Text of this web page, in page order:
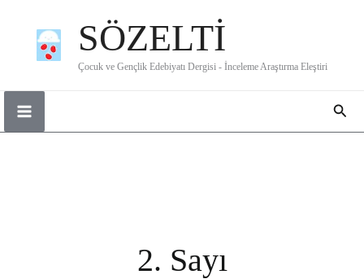
SÖZELTİ
Çocuk ve Gençlik Edebiyatı Dergisi - İnceleme Araştırma Eleştiri
2. Sayı